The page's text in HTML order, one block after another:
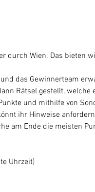
durch Wien. Das bieten
das Gewinnerteam
Rätsel gestellt,
und mithilfe von
ihr Hinweise
am Ende die meisten
Uhrzeit)